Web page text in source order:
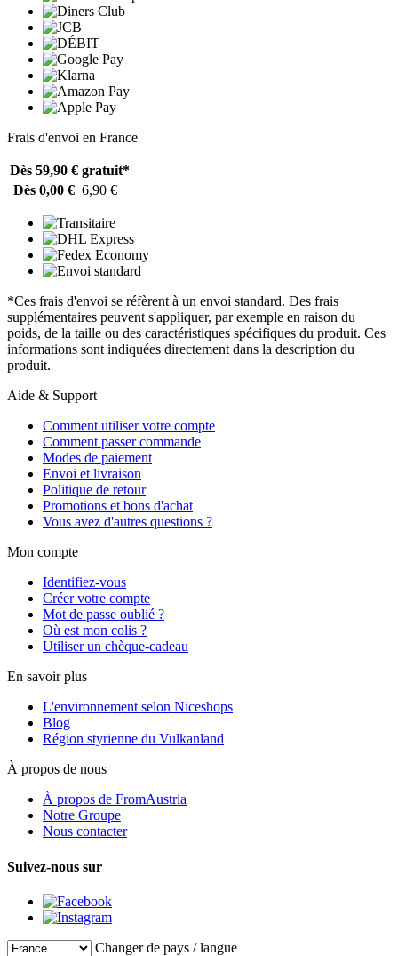
Frais d'envoi en France
Dès 59,90 € gratuit*
Dès 0,00 € 6,90 €
*Ces frais d'envoi se réfèrent à un envoi standard. Des frais
supplémentaires peuvent s'appliquer, par exemple en raison du
poids, de la taille ou des caractéristiques spécifiques du produit. Ces
informations sont indiquées directement dans la description du
produit.
Aide & Support
Comment utiliser votre compte
Comment passer commande
Modes de paiement
Envoi et livraison
Politique de retour
Promotions et bons d'achat
Vous avez d'autres questions ?
Mon compte
Identifiez-vous
Créer votre compte
Mot de passe oublié ?
Où est mon colis ?
Utiliser un chèque-cadeau
En savoir plus
L'environnement selon Niceshops
Blog
Région styrienne du Vulkanland
À propos de nous
À propos de FromAustria
Notre Groupe
Nous contacter
Suivez-nous sur
Changer de pays / langue